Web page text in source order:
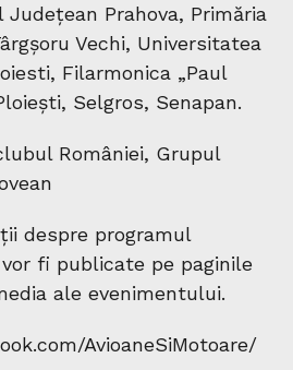
Județean Prahova, Primăria
Vechi, Universitatea
Filarmonica „Paul
Selgros, Senapan.
României, Grupul
despre programul
fi publicate pe paginile
ale evenimentului.
AvioaneSiMotoare/